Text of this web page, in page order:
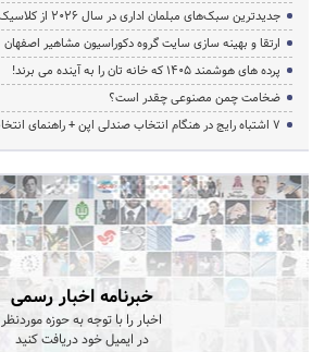
جدیدترین سبک‌های مبلمان اداری در سال ۲۰۲۶ از کلاسیک تا مینیمال
ارتقا و بهینه سازی سایت گروه دکوراسیون مشاهیر اصفهان
پرده‌ های هوشمند ۱۴۰۵ که خانه‌ تان را به آینده می‌ برند!
ضخامت چمن مصنوعی چقدر است؟
۷ اشتباه رایج در هنگام انتخاب صندلی اپن + راهنمای انتخاب مناسب
خبرنامه اخبار رسمی
اخبار را با توجه به حوزه موردنظر
در ایمیل خود دریافت کنید